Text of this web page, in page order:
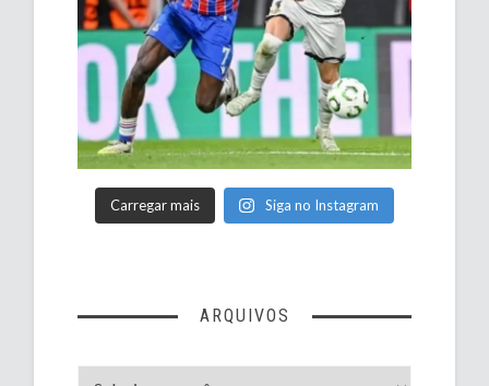
Carregar mais Siga no Instagram
ARQUIVOS